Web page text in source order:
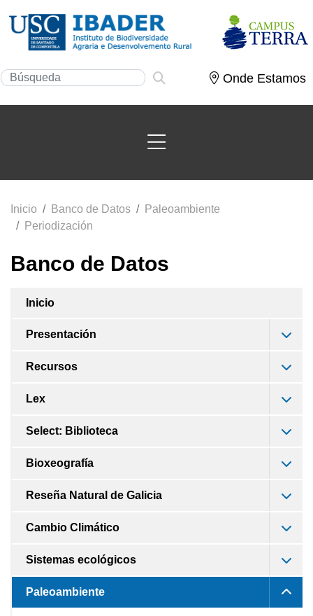
Onde Estamos
Inicio Banco de Datos
Paleoambiente
Periodización
Banco de Datos
Inicio
Presentación
Recursos
Lex
Select: Biblioteca
Bioxeografía
Reseña Natural de Galicia
Cambio Climático
Sistemas ecológicos
Paleoambiente